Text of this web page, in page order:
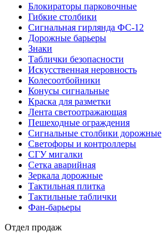
Блокираторы парковочные
Гибкие столбики
Сигнальная гирлянда ФС-12
Дорожные барьеры
Знаки
Таблички безопасности
Искусственная неровность
Колесоотбойники
Конусы сигнальные
Краска для разметки
Лента светоотражающая
Пешеходные ограждения
Сигнальные столбики дорожные
Светофоры и контроллеры
СГУ мигалки
Cетка аварийная
Зеркала дорожные
Тактильная плитка
Тактильные таблички
Фан-барьеры
Отдел продаж